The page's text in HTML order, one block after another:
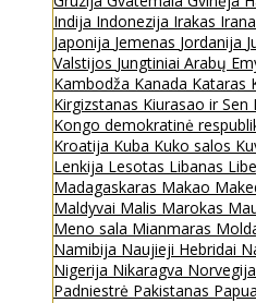
Indija Indonezija Irakas
Japonija Jemenas Jordanija
Valstijos Jungtiniai Arabų
Kambodža Kanada Kataras
Kirgizstanas Kiurasao ir Sen
Kongo demokratinė
Kroatija Kuba Kuko salos
Lenkija Lesotas Libanas
Madagaskaras Makao
Maldyvai Malis Marokas
Meno sala Mianmaras
Namibija Naujieji Hebridai
Nigerija Nikaragva Norvegija
Padniestrė Pakistanas